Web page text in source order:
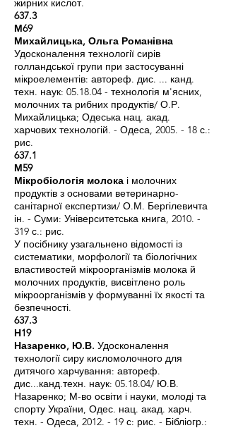
жирних кислот.
637.3
М69
Михайлицька, Ольга Романівна
Удосконалення технології сирів
голландської групи при застосуванні
мікроелементів: автореф. дис. ... канд.
техн. наук: 05.18.04 - технологія м'ясних,
молочних та рибних продуктів/ О.Р.
Михайлицька; Одеська нац. акад.
харчових технологій. - Одеса, 2005. - 18 с.:
рис.
637.1
М59
Мікробіологія молока і молочних
продуктів з основами ветеринарно-
санітарної експертизи/ О.М. Бергілевичта
ін. - Суми: Університетська книга, 2010. -
319 с.: рис.
У посібнику узагальнено відомості із
систематики, морфології та біологічних
властивостей мікроорганізмів молока й
молочних продуктів, висвітлено роль
мікроорганізмів у формуванні їх якості та
безпечності.
637.3
Н19
Назаренко, Ю.В. Удосконалення
технології сиру кисломолочного для
дитячого харчування: автореф.
дис...канд.техн. наук: 05.18.04/ Ю.В.
Назаренко; М-во освіти і науки, молоді та
спорту України, Одес. нац. акад. харч.
техн. - Одеса, 2012. - 19 с: рис. - Бібліогр.: